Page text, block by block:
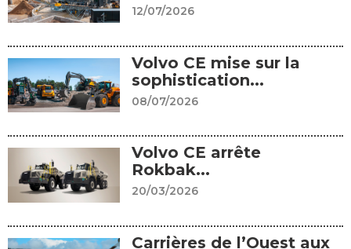
12/07/2026
Volvo CE mise sur la
sophistication...
08/07/2026
Volvo CE arrête
Rokbak...
20/03/2026
Carrières de l’Ouest aux